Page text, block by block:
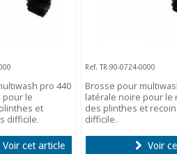
pro 440
pour le
et
difficile.
Voir cet article
Ref. TR-90-0724-0000
Brosse pour
latérale noire pour le
des plinthes et
difficile.
Voir